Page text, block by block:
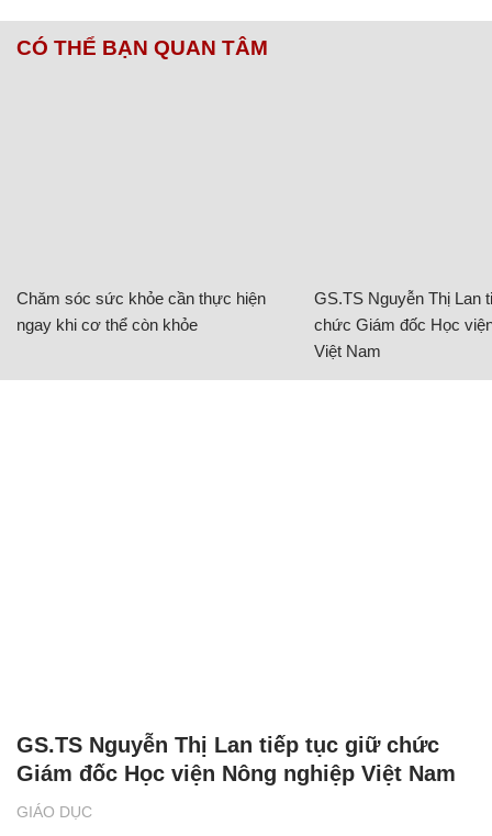
CÓ THỂ BẠN QUAN TÂM
Chăm sóc sức khỏe cần thực hiện
ngay khi cơ thể còn khỏe
GS.TS Nguyễn Thị Lan
chức Giám đốc Học
Việt Nam
GIÁO DỤC
GS.TS Nguyễn Thị Lan tiếp tục giữ chức
Giám đốc Học viện Nông nghiệp Việt Nam